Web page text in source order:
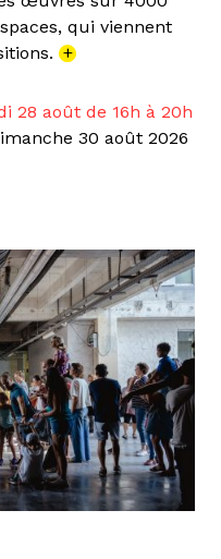
qui viennent
+
28 août de 16h à 20h
30 août 2026